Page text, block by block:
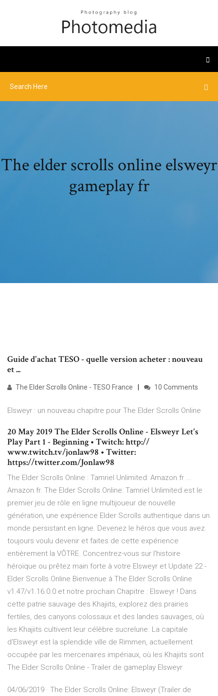
The elder scrolls online elsweyr
gameplay fr
Guide d'achat TESO - quelle version acheter : nouveau
et ...
The Elder Scrolls Online - TESO France 10 Comments
Elsweyr : un nouveau chapitre pour The Elder Scrolls Online
20 May 2019 The Elder Scrolls Online - Elsweyr Let's
Play Part 1 - Beginning • Twitch: http://
www.twitch.tv/jonlaw98 • Twitter:
https://twitter.com/Jonlaw98
The Elder Scrolls Online : Tamriel Unlimited: Amazon.fr ...
Amazon.fr. The Elder Scrolls Online: Tamriel Unlimited est le
premier jeu de rôle en ligne multijoueur de nouvelle
génération, une expérience Elder Scrolls authentique dans un
monde persistant en ligne. Devenez le héros que vous avez
toujours voulu devenir et faites de cette expérience
entièrement la VÔTRE. Concentrez-vous sur l'histoire
héroïque ou prêtez main forte à votre Elsweyr et Update 22 -
Elder Scrolls Online Bienvenue à The Elder Scrolls Online
v1.47/v1.16.0.0 et notre prochain Chapitre : Elsweyr ! Dans
cette patrie sauvage des Khajiits, explorez des prairies
fertiles, des canyons colossaux et des landes sauvages, où
les Khajiits cultivent leur célèbre sucrelune. La capitale
d'Elsweyr est la splendide ville de Rimmen, actuellement
occupée par les mercenaires impériaux, où les Khajiits sont
The Elder Scrolls Online - Trailer de gameplay Elsweyr
04/06/2019 · The Elder Scrolls Online: Elsweyr (Trailer de